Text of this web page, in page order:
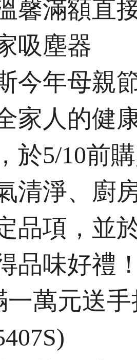
馨滿額直
吸塵器
今年母親
家人的健
於5/10前
清淨、廚
品項，並
品味好禮
一萬元送